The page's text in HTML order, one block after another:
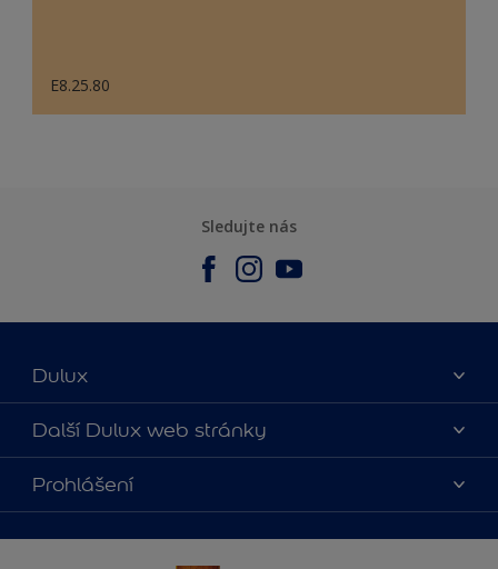
E8.25.80
Sledujte nás
Dulux
O nás
Kontaktujte nás
Najít obchod
Další Dulux web stránky
duluxmalir.cz
duluxmaliar.sk
duluxprodejnabarev.cz
Prohlášení